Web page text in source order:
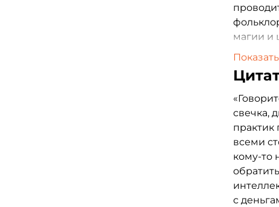
магии и
формулы
ремесла
свечка,
всеми
кому-то
с